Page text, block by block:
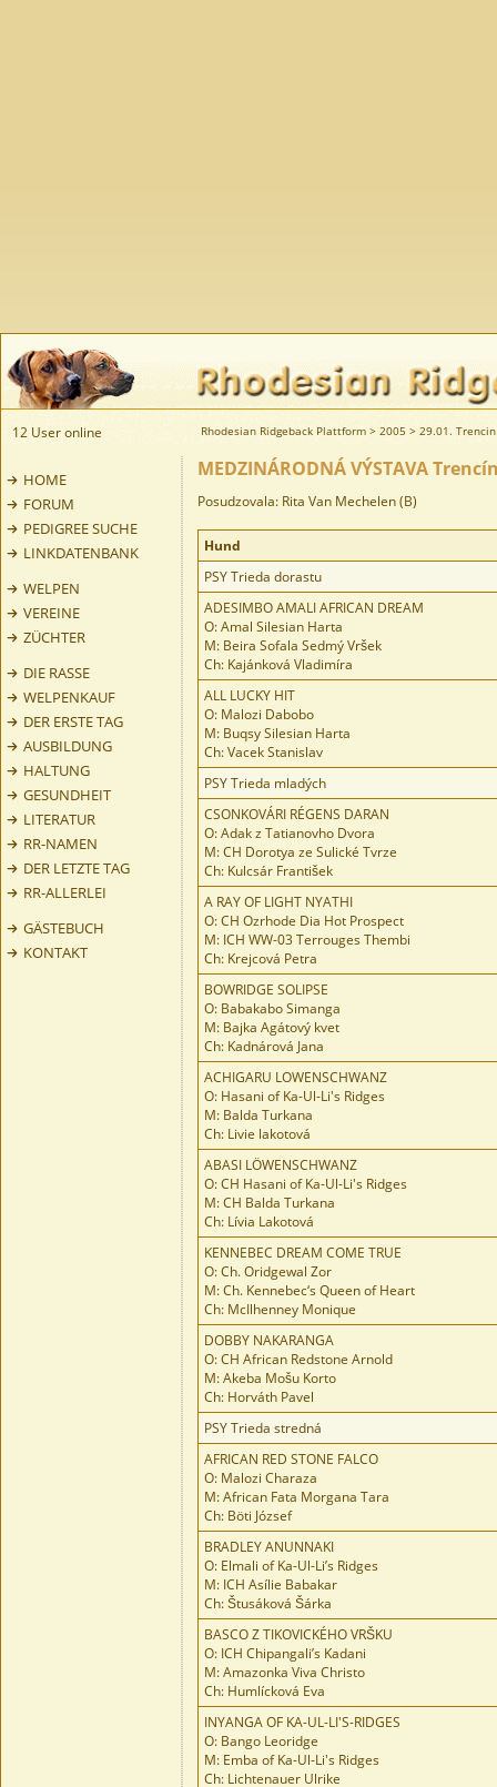
12 User online Rhodesian Ridgeback Plattform > 2005 > 29.01. Trencin
HOME
FORUM
PEDIGREE SUCHE
LINKDATENBANK
WELPEN
VEREINE
ZÜCHTER
DIE RASSE
WELPENKAUF
DER ERSTE TAG
AUSBILDUNG
HALTUNG
GESUNDHEIT
LITERATUR
RR-NAMEN
DER LETZTE TAG
RR-ALLERLEI
GÄSTEBUCH
KONTAKT
MEDZINÁRODNÁ VÝSTAVA
Posudzovala: Rita Van Mechelen (B)
Hund
PSY Trieda dorastu
ADESIMBO AMALI AFRICAN DREAM
O: Amal Silesian Harta
M: Beira Sofala Sedmý Vršek
Ch: Kajánková Vladimíra
ALL LUCKY HIT
O: Malozi Dabobo
M: Buqsy Silesian Harta
Ch: Vacek Stanislav
PSY Trieda mladých
CSONKOVÁRI RÉGENS DARAN
O: Adak z Tatianovho Dvora
M: CH Dorotya ze Sulické Tvrze
Ch: Kulcsár František
A RAY OF LIGHT NYATHI
O: CH Ozrhode Dia Hot Prospect
M: ICH WW-03 Terrouges Thembi
Ch: Krejcová Petra
BOWRIDGE SOLIPSE
O: Babakabo Simanga
M: Bajka Agátový kvet
Ch: Kadnárová Jana
ACHIGARU LOWENSCHWANZ
O: Hasani of Ka-Ul-Li's Ridges
M: Balda Turkana
Ch: Livie lakotová
ABASI LÖWENSCHWANZ
O: CH Hasani of Ka-Ul-Li's Ridges
M: CH Balda Turkana
Ch: Lívia Lakotová
KENNEBEC DREAM COME TRUE
O: Ch. Oridgewal Zor
M: Ch. Kennebec‘s Queen of Heart
Ch: McIlhenney Monique
DOBBY NAKARANGA
O: CH African Redstone Arnold
M: Akeba Mošu Korto
Ch: Horváth Pavel
PSY Trieda stredná
AFRICAN RED STONE FALCO
O: Malozi Charaza
M: African Fata Morgana Tara
Ch: Böti József
BRADLEY ANUNNAKI
O: Elmali of Ka-Ul-Li’s Ridges
M: ICH Asílie Babakar
Ch: Štusáková Šárka
BASCO Z TIKOVICKÉHO VRŠKU
O: ICH Chipangali’s Kadani
M: Amazonka Viva Christo
Ch: Humlícková Eva
INYANGA OF KA-UL-LI'S-RIDGES
O: Bango Leoridge
M: Emba of Ka-Ul-Li's Ridges
Ch: Lichtenauer Ulrike